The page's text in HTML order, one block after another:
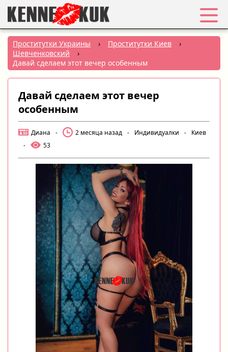
Избранное
Вход
Города:
РУС
УКР
Создать объявление
Проститутки Украины › Проститутки Киев
›
Шевченковский
›
Давай сделаем этот вечер особенным
Давай сделаем этот вечер
особенным
Диана - 2 месяца назад - Индивидуалки -
Киев
-
53